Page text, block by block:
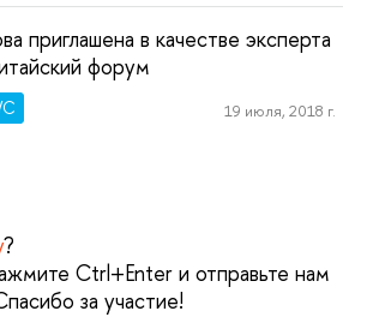
приглашена в качестве эксперта
форум
19 июля, 2018 г.
?
Ctrl+Enter и отправьте нам
за участие!